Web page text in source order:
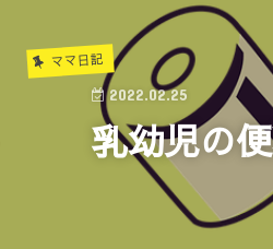
ママ日記
2022.02.25
乳幼児の